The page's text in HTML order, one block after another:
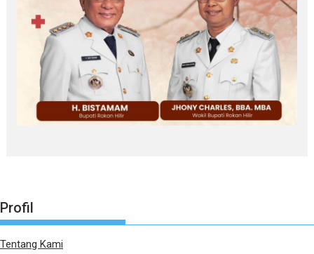
Profil
Tentang Kami